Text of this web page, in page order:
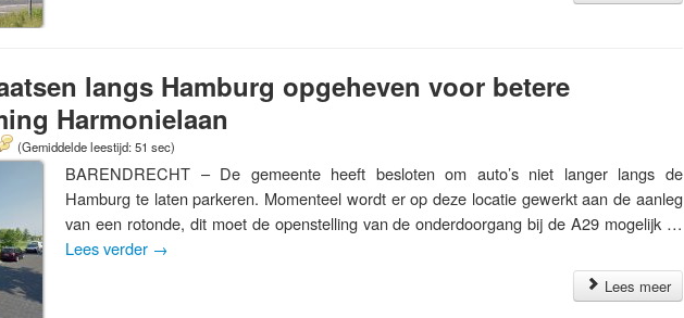
langs Hamburg opgeheven voor betere
Harmonielaan
(Gemiddelde leestijd: 51 sec)
BARENDRECHT – De gemeente heeft besloten om auto’s niet langer langs de
Hamburg te laten parkeren. Momenteel wordt er op deze locatie gewerkt aan de aanleg
van een rotonde, dit moet de openstelling van de onderdoorgang bij de A29 mogelijk …
Lees verder →
Lees meer